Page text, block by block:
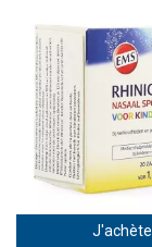
J'achète